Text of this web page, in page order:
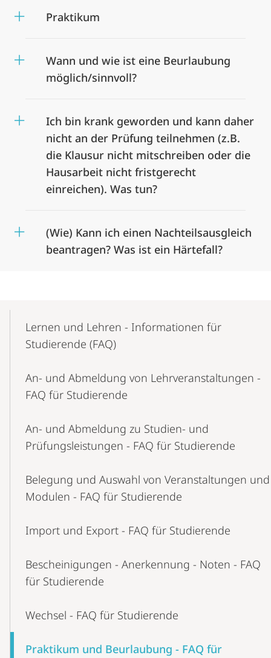
Praktikum
Wann und wie ist eine Beurlaubung
möglich/sinnvoll?
Ich bin krank geworden und kann daher
nicht an der Prüfung teilnehmen (z.B.
die Klausur nicht mitschreiben oder die
Hausarbeit nicht fristgerecht
einreichen). Was tun?
(Wie) Kann ich einen Nachteilsausgleich
beantragen? Was ist ein Härtefall?
NavigationLernen und Lehren - Informationen für
Studierende (FAQ)
An- und Abmeldung von Lehrveranstaltungen -
FAQ für Studierende
An- und Abmeldung zu Studien- und
Prüfungsleistungen - FAQ für Studierende
Belegung und Auswahl von Veranstaltungen und
Modulen - FAQ für Studierende
Import und Export - FAQ für Studierende
Bescheinigungen - Anerkennung - Noten - FAQ
für Studierende
Wechsel - FAQ für Studierende
Praktikum und Beurlaubung - FAQ für